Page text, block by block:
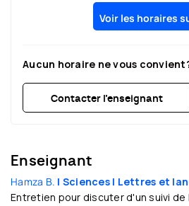
18:30
18:30
Voir les horaires
Aucun horaire ne vous
Contacter l’enseignant
Enseignant
Hamza B. | Sciences | Lettres et
Entretien pour discuter d'un suivi de